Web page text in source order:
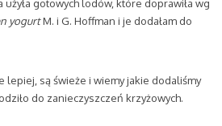
użyła gotowych lodów, które doprawiła wg
yogurtM. i G. Hoffman i je dodałam do
lepiej, są świeże i wiemy jakie dodaliśmy
do zanieczyszczeń krzyżowych.